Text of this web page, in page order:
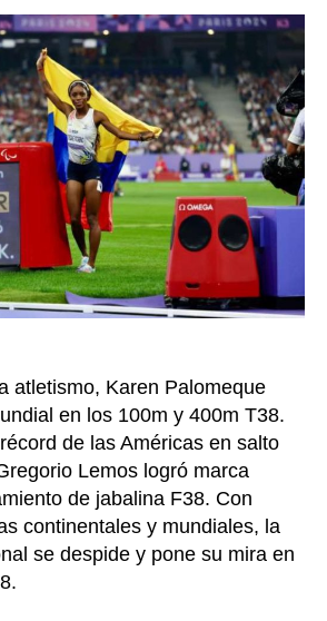
la
de
con
atletismo, Karen Palomeque
en los 100m y 400m T38.
de las Américas en salto
Lemos logró marca
de jabalina F38. Con
continentales y mundiales, la
se despide y pone su mira en